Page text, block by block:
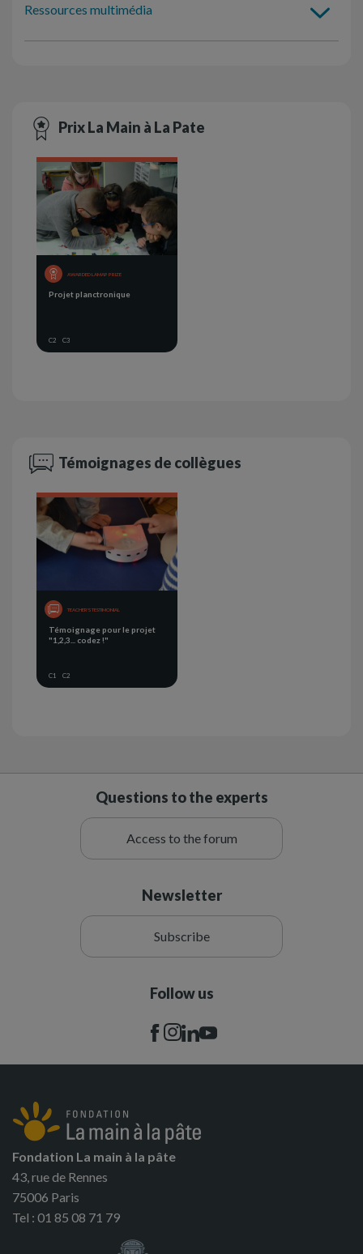
Ressources multimédia
Prix La Main à La Pate
AWARDED LAMAP PRIZE
Projet planctronique
C2 C3
Témoignages de collègues
TEACHER'S TESTIMONIAL
Témoignage pour le projet
"1,2,3... codez !"
C1 C2
Questions to the experts
Access to the forum
Newsletter
Subscribe
Follow us
Fondation La main à la pâte
43, rue de Rennes
75006 Paris
Tel : 01 85 08 71 79